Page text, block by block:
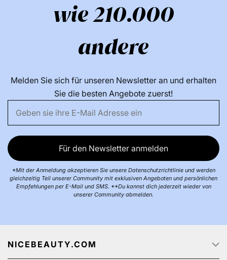
wie 210.000
andere
Melden Sie sich für unseren Newsletter an und erhalten
Sie die besten Angebote zuerst!
Für den Newsletter anmelden
*Mit der Anmeldung akzeptieren Sie unsere Datenschutzrichtlinie und werden
gleichzeitig Teil unserer Community mit exklusiven Angeboten und persönlichen
Empfehlungen per E-Mail und SMS. **Du kannst dich jederzeit wieder von
unserer Community abmelden.
NICEBEAUTY.COM